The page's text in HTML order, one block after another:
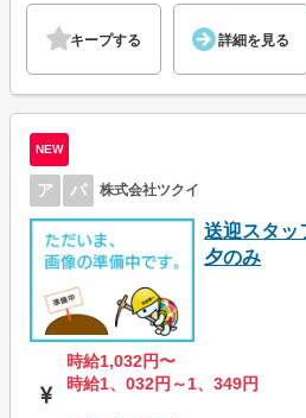
キープする 詳細を見る
NEW
ア パ 株式会社ツクイ
送迎スタッ
夕のみ
時給1,032円〜
時給1、032円～1、349円